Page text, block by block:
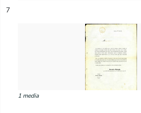
7
1 media